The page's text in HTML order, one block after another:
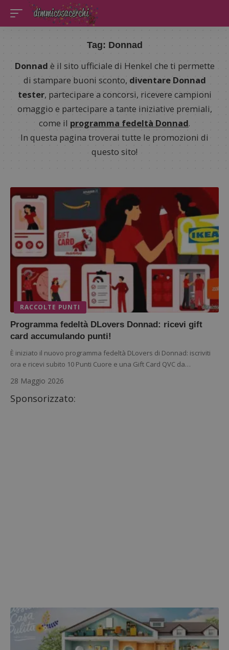
Tag: Donnad
Donnad è il sito ufficiale di Henkel che ti permette
di stampare buoni sconto, diventare Donnad
tester, partecipare a concorsi, ricevere campioni
omaggio e partecipare a tante iniziative premiali,
come il programma fedeltà Donnad.
In questa pagina troverai tutte le promozioni di
questo sito!
RACCOLTE PUNTI
Programma fedeltà DLovers Donnad: ricevi gift
card accumulando punti!
È iniziato il nuovo programma fedeltà DLovers di Donnad: iscriviti
ora e ricevi subito 10 Punti Cuore e una Gift Card QVC da…
28 Maggio 2026
Sponsorizzato: